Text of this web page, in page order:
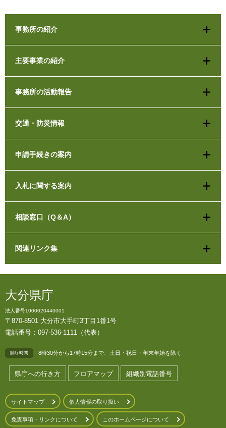
事務所の紹介
主要事業の紹介
事務所の活動報告
交通・防災情報
申請手続きの案内
入札に関する案内
相談窓口（Q＆A）
関連リンク集
大分県庁
法人番号1000020440001
〒870-8501 大分市大手町3丁目1番1号
電話番号：097-536-1111（代表）
開庁時間 8時30分から17時15分まで、土日・祝日・年末年始を除く
県庁への行き方 フロアマップ 組織別電話番号
サイトマップ 個人情報の取り扱い
免責事項・リンクについて このホームページについて